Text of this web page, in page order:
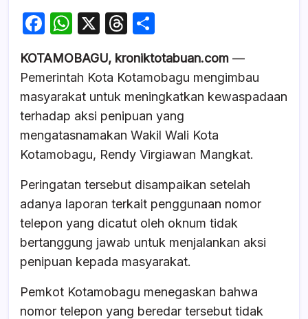
F
c
e
b
o
o
k
W
at
s
A
p
p
X
T
e
a
d
s
ar
e
KOTAMOBAGU, kroniktotabuan.com —
Pemerintah Kota Kotamobagu mengimbau
masyarakat untuk meningkatkan kewaspadaan
terhadap aksi penipuan yang
mengatasnamakan Wakil Wali Kota
Kotamobagu, Rendy Virgiawan Mangkat.
Peringatan tersebut disampaikan setelah
adanya laporan terkait penggunaan nomor
telepon yang dicatut oleh oknum tidak
bertanggung jawab untuk menjalankan aksi
penipuan kepada masyarakat.
Pemkot Kotamobagu menegaskan bahwa
nomor telepon yang beredar tersebut tidak